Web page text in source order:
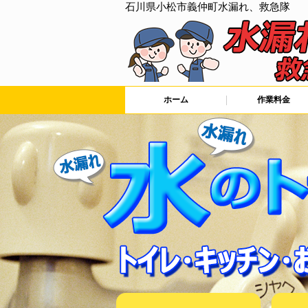
石川県小松市義仲町水漏れ、救急隊
ホーム 作業料金